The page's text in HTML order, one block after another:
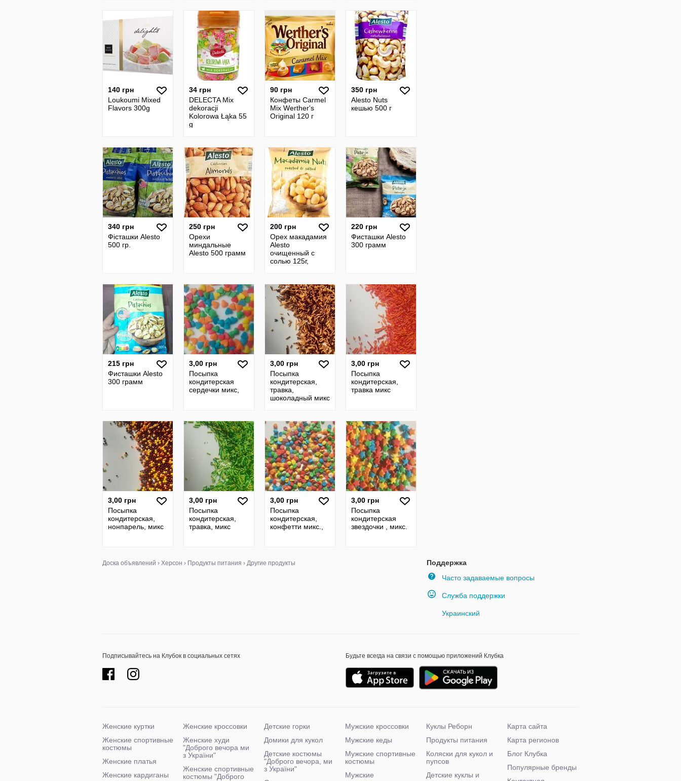
лесного орех
140 грн
Loukoumi Mixed
Flavors 300g
34 грн
DELECTA Mix
dekoracji
Kolorowa Łąka 55
g
90 грн
Конфеты Carmel
Mix Werther's
Original 120 г
350 грн
Alesto Nuts
кешью 500 г
340 грн
Фісташки Alesto
500 гр.
250 грн
Орехи
миндальные
Alesto 500 грамм
200 грн
Орех макадамия
Alesto
очищенный с
солью 125г,
220 грн
Фисташки Alesto
300 грамм
215 грн
Фисташки Alesto
300 грамм
3,00 грн
Посыпка
кондитерская
сердечки микс,
3,00 грн
Посыпка
кондитерская,
травка,
шоколадный микс
3,00 грн
Посыпка
кондитерская,
травка микс
3,00 грн
Посыпка
кондитерская,
нонпарель, микс
3,00 грн
Посыпка
кондитерская,
травка, микс
3,00 грн
Посыпка
кондитерская,
конфетти микс.,
3,00 грн
Посыпка
кондитерская
звездочки , микс.
Поддержка
Часто задаваемые вопросы
Служба поддержки
Украинский
Доска объявлений › Херсон › Продукты питания › Другие продукты
Подписывайтесь на Клубок в социальных сетях Будьте всегда на связи с помощью приложений Клубка
Женские куртки
Женские спортивные
костюмы
Женские платья
Женские кардиганы
Женские кроссовки
Женские худи
"Доброго вечора ми
з України"
Женские спортивные
костюмы "Доброго
Детские горки
Домики для кукол
Детские костюмы
"Доброго вечора, ми
з України"
Мужские кроссовки
Мужские кеды
Мужские спортивные
костюмы
Мужские
Куклы Реборн
Продукты питания
Коляски для кукол и
пупсов
Детские куклы и
Карта сайта
Карта регионов
Блог Клубка
Популярные бренды